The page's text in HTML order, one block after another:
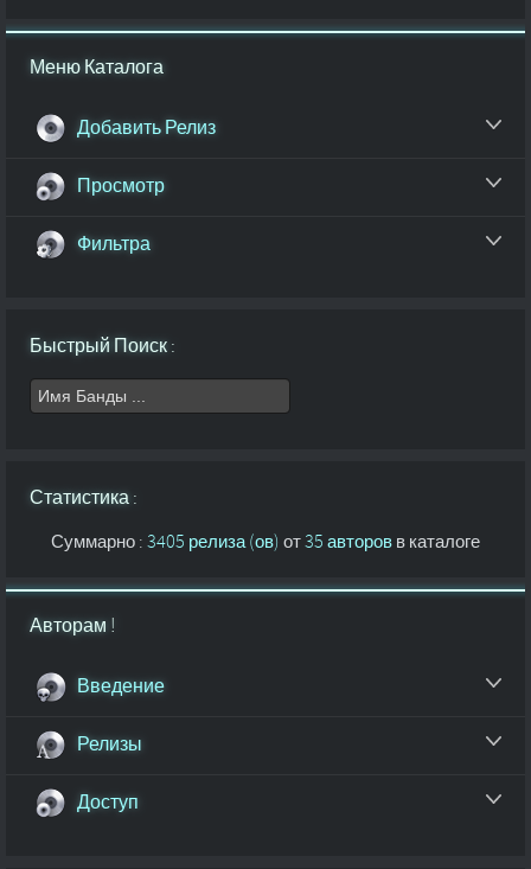
Меню Каталога
Добавить Релиз
Просмотр
Фильтра
Быстрый Поиск :
Статистика :
Суммарно : 3405 релиза (ов) от35 авторов в каталоге
Авторам !
Введение
Релизы
Доступ